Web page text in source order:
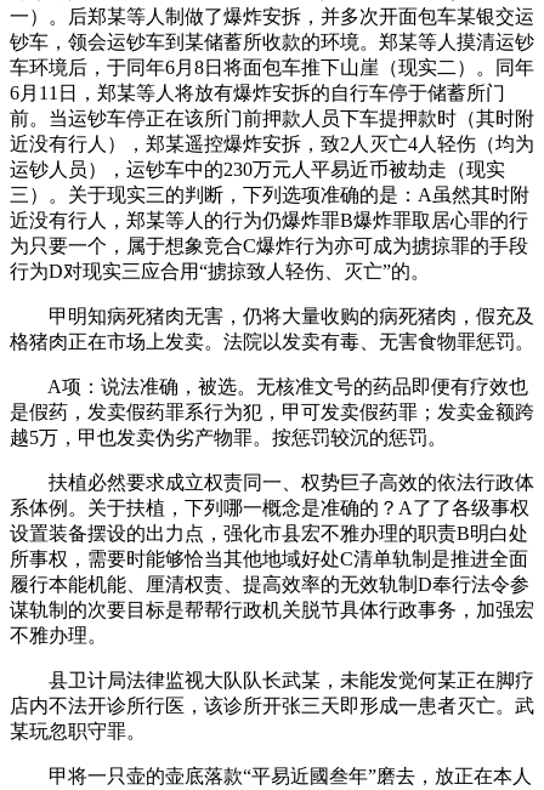
一）。后郑某等人制做了爆炸安拆，并多次开面包车某银交运
钞车，领会运钞车到某储蓄所收款的环境。郑某等人摸清运钞
车环境后，于同年6月8日将面包车推下山崖（现实二）。同年
6月11日，郑某等人将放有爆炸安拆的自行车停于储蓄所门
前。当运钞车停正在该所门前押款人员下车提押款时（其时附
近没有行人），郑某遥控爆炸安拆，致2人灭亡4人轻伤（均为
运钞人员），运钞车中的230万元人平易近币被劫走（现实
三）。关于现实三的判断，下列选项准确的是：A虽然其时附
近没有行人，郑某等人的行为仍爆炸罪B爆炸罪取居心罪的行
为只要一个，属于想象竞合C爆炸行为亦可成为掳掠罪的手段
行为D对现实三应合用“掳掠致人轻伤、灭亡”的。
甲明知病死猪肉无害，仍将大量收购的病死猪肉，假充及
格猪肉正在市场上发卖。法院以发卖有毒、无害食物罪惩罚。
A项：说法准确，被选。无核准文号的药品即便有疗效也
是假药，发卖假药罪系行为犯，甲可发卖假药罪；发卖金额跨
越5万，甲也发卖伪劣产物罪。按惩罚较沉的惩罚。
扶植必然要求成立权责同一、权势巨子高效的依法行政体
系体例。关于扶植，下列哪一概念是准确的？A了了各级事权
设置装备摆设的出力点，强化市县宏不雅办理的职责B明白处
所事权，需要时能够恰当其他地域好处C清单轨制是推进全面
履行本能机能、厘清权责、提高效率的无效轨制D奉行法令参
谋轨制的次要目标是帮帮行政机关脱节具体行政事务，加强宏
不雅办理。
县卫计局法律监视大队队长武某，未能发觉何某正在脚疗
店内不法开诊所行医，该诊所开张三天即形成一患者灭亡。武
某玩忽职守罪。
甲将一只壶的壶底落款“平易近國叁年”磨去，放正在本人